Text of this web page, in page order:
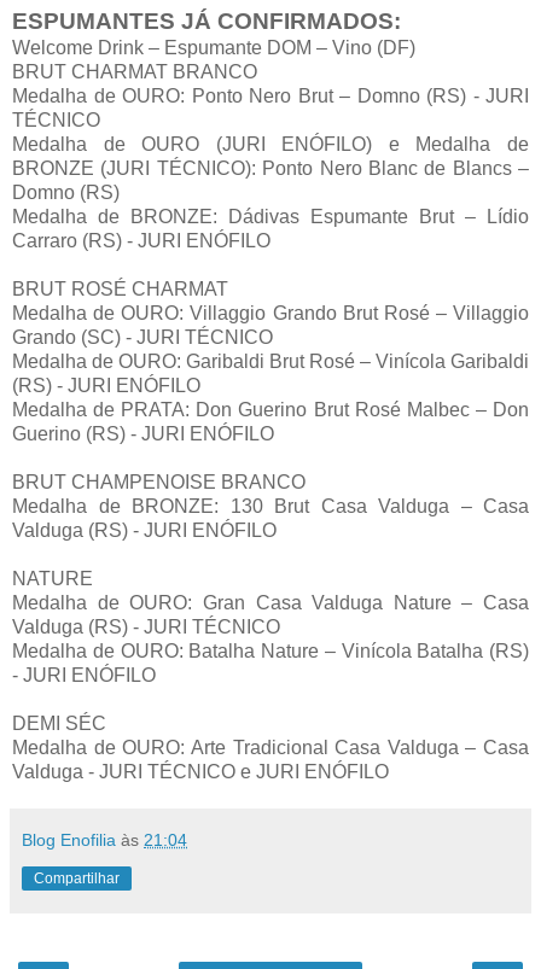
ESPUMANTES JÁ CONFIRMADOS:
Welcome Drink – Espumante DOM – Vino (DF)
BRUT CHARMAT BRANCO
Medalha de OURO: Ponto Nero Brut – Domno (RS) - JURI
TÉCNICO
Medalha de OURO (JURI ENÓFILO) e Medalha de
BRONZE (JURI TÉCNICO): Ponto Nero Blanc de Blancs –
Domno (RS)
Medalha de BRONZE: Dádivas Espumante Brut – Lídio
Carraro (RS) - JURI ENÓFILO
BRUT ROSÉ CHARMAT
Medalha de OURO: Villaggio Grando Brut Rosé – Villaggio
Grando (SC) - JURI TÉCNICO
Medalha de OURO: Garibaldi Brut Rosé – Vinícola Garibaldi
(RS) - JURI ENÓFILO
Medalha de PRATA: Don Guerino Brut Rosé Malbec – Don
Guerino (RS) - JURI ENÓFILO
BRUT CHAMPENOISE BRANCO
Medalha de BRONZE: 130 Brut Casa Valduga – Casa
Valduga (RS) - JURI ENÓFILO
NATURE
Medalha de OURO: Gran Casa Valduga Nature – Casa
Valduga (RS) - JURI TÉCNICO
Medalha de OURO: Batalha Nature – Vinícola Batalha (RS)
- JURI ENÓFILO
DEMI SÉC
Medalha de OURO: Arte Tradicional Casa Valduga – Casa
Valduga - JURI TÉCNICO e JURI ENÓFILO
Blog Enofilia às 21:04
Compartilhar